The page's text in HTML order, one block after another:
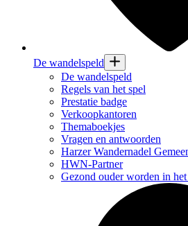
De wandelspeld
De wandelspeld
Regels van het spel
Prestatie badge
Verkoopkantoren
Themaboekjes
Vragen en antwoorden
Harzer Wandernadel
HWN-Partner
Gezond ouder worden in